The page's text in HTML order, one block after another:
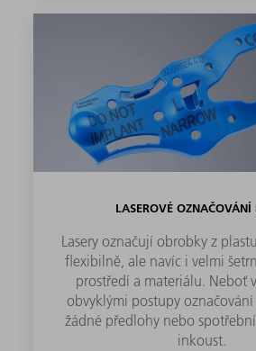
LASEROVÉ OZNAČOVÁNÍ
Lasery označují obrobky z
flexibilně, ale navíc i velmi
prostředí a materiálu. Neboť
obvyklými postupy
žádné předlohy nebo
inkoust.